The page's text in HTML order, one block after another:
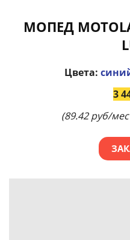
МОПЕД
Цвета:
3
(89.42 руб/